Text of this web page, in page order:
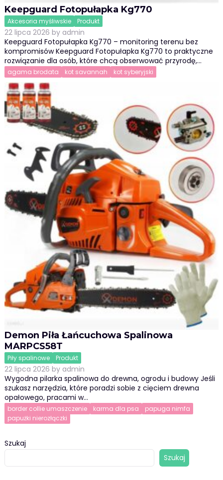
Keepguard Fotopułapka Kg770
Akcesoria myśliwskie Produkt
22 lipca 2026 by admin
Keepguard Fotopułapka Kg770 – monitoring terenu bez
kompromisów Keepguard Fotopułapka Kg770 to praktyczne
rozwiązanie dla osób, które chcą obserwować przyrodę,…
agama brodata kot savannah kot syberyjski
Demon Piła Łańcuchowa Spalinowa
MARPCS58T
Piły spalinowe Produkt
22 lipca 2026 by admin
Wygodna pilarka spalinowa do drewna, ogrodu i budowy Jeśli
szukasz narzędzia, które poradzi sobie z cięciem drewna
opałowego, pracami w…
border collie umaszczenie karma dla psa
papuga nimfa
papużki nierozłączki
Szukaj
Szukaj